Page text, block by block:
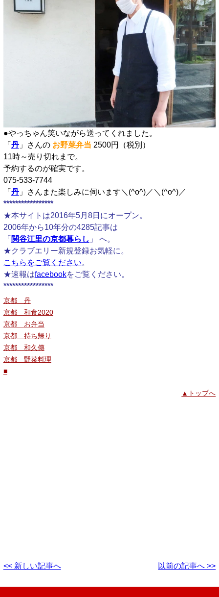
●やっちゃん笑いながら送ってくれました。
「 丹」さんの お野菜弁当 2500円（税別）
11時～売り切れまで。
予約するのが確実です。
075-533-7744
「 丹」さんまた楽しみに伺います＼(^o^)／＼(^o^)／
*****************
★本サイトは2016年5月8日にオープン。
2006年から10年分の4285記事は
「 関谷江里の京都暮らし 」 へ。
★クラブエリー新規登録お気軽に。
こちらをご覧ください。
★速報はfacebookをご覧ください。
*****************
京都 丹
京都 和食2020
京都 お弁当
京都 持ち帰り
京都 和久傳
京都 野菜料理
■
▲トップへ
<< 新しい記事へ 以前の記事へ >>